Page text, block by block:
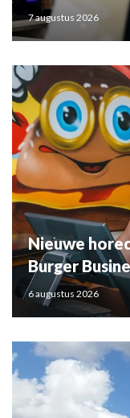
7 augustus 2026
Nieuwe
Burger
6 augustus 2026